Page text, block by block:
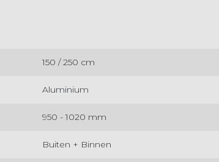
150 / 250 cm
Aluminium
950 - 1020 mm
Buiten + Binnen